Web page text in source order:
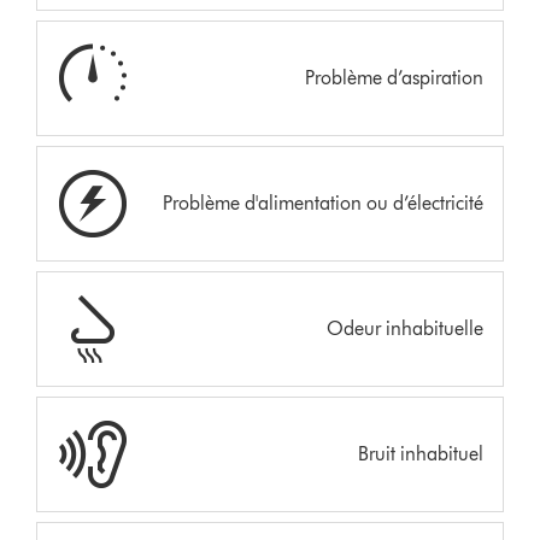
Problème d’aspiration
Problème d'alimentation ou d’électricité
Odeur inhabituelle
Bruit inhabituel